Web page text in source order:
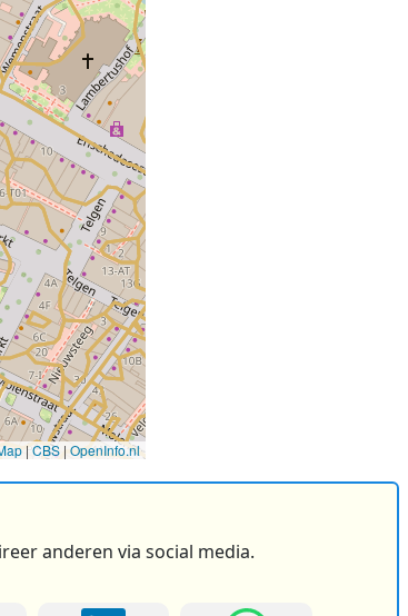
|CBS | OpenInfo.nl
anderen via social media.